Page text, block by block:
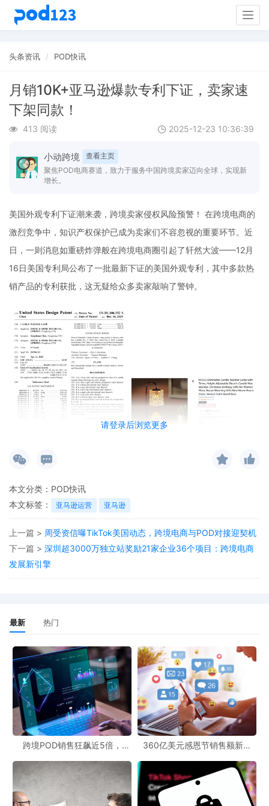
头条资讯 POD快讯
月销10K+亚马逊爆款专利下证，卖家速
下架同款！
413 阅读 2025-12-23 10:36:39
小动跨境
查看主页
聚焦POD电商赛道，致力于服务中国跨境卖家迈向全球，实现新
增长。
请登录后浏览更多
美国外观专利下证潮来袭，跨境卖家侵权风险预警！ 在跨境电商的
激烈竞争中，知识产权保护已成为卖家们不容忽视的重要环节。近
日，一则消息如重磅炸弹般在跨境电商圈引起了轩然大波——12月
16日美国专利局公布了一批最新下证的美国外观专利，其中多款热
销产品的专利获批，这无疑给众多卖家敲响了警钟。
月销10K+爆款融蜡灯专利“落袋” 在众多下证专利中，一款在亚马逊
lamp”的融蜡灯，专利号为USD1106552S，于2025年4月12日提出
申请。对于那些正在销售或有计划销售类似款式融蜡灯的卖家来
说，这无疑是一个巨大的挑战。一旦被判定侵权，不仅产品会面临
众多热门产品齐“上榜”，卖家需紧急排查 除了融蜡灯，此次下证的
美国外观专利还涉及多个热门品类。从玩具到家居用品，从美妆工
具到电子产品，涵盖范围十分广泛。以下是部分值得关注的产品：
1. **玩具鸭**：专利名称为“Toy duck”，专利号USD1106359S，
本文分类： POD快讯
本文标签：
亚马逊运营 亚马逊
上一篇 > 周受资信曝TikTok美国动态，跨境电商与POD对接迎契机
下一篇 > 深圳超3000万独立站奖励21家企业36个项目：跨境电商
发展新引擎
最新 热门
跨境POD销售狂飙近5倍，
360亿美元感恩节销售额新纪
新风潮！